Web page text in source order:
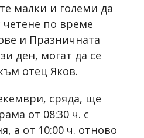
малки и големи да
четене по време
и Празничната
ден, могат да се
отец Яков.
сряда, ще
от 08:30 ч. с
а от 10:00 ч. отново